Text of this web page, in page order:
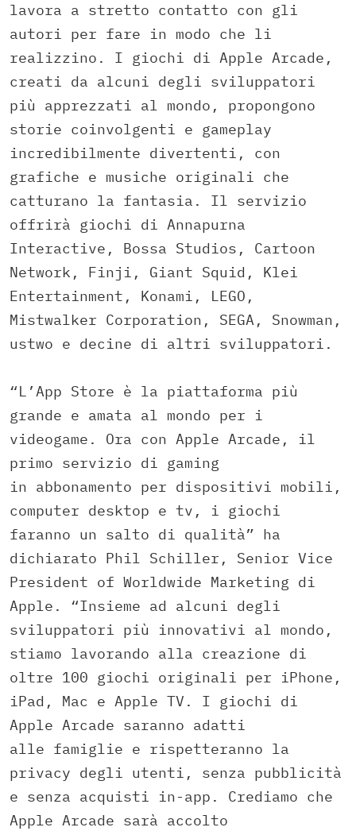
lavora a stretto contatto con gli
autori per fare in modo che li
realizzino. I giochi di Apple Arcade,
creati da alcuni degli sviluppatori
più apprezzati al mondo, propongono
storie coinvolgenti e gameplay
incredibilmente divertenti, con
grafiche e musiche originali che
catturano la fantasia. Il servizio
offrirà giochi di Annapurna
Interactive, Bossa Studios, Cartoon
Network, Finji, Giant Squid, Klei
Entertainment, Konami, LEGO,
Mistwalker Corporation, SEGA, Snowman,
ustwo e decine di altri sviluppatori.
“L’App Store è la piattaforma più
grande e amata al mondo per i
videogame. Ora con Apple Arcade, il
primo servizio di gaming
in abbonamento per dispositivi mobili,
computer desktop e tv, i giochi
faranno un salto di qualità” ha
dichiarato Phil Schiller, Senior Vice
President of Worldwide Marketing di
Apple. “Insieme ad alcuni degli
sviluppatori più innovativi al mondo,
stiamo lavorando alla creazione di
oltre 100 giochi originali per iPhone,
iPad, Mac e Apple TV. I giochi di
Apple Arcade saranno adatti
alle famiglie e rispetteranno la
privacy degli utenti, senza pubblicità
e senza acquisti in-app. Crediamo che
Apple Arcade sarà accolto